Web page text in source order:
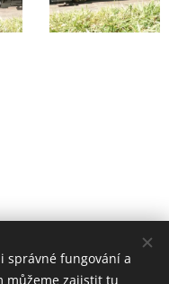
správné fungování a
můžeme zajistit tu